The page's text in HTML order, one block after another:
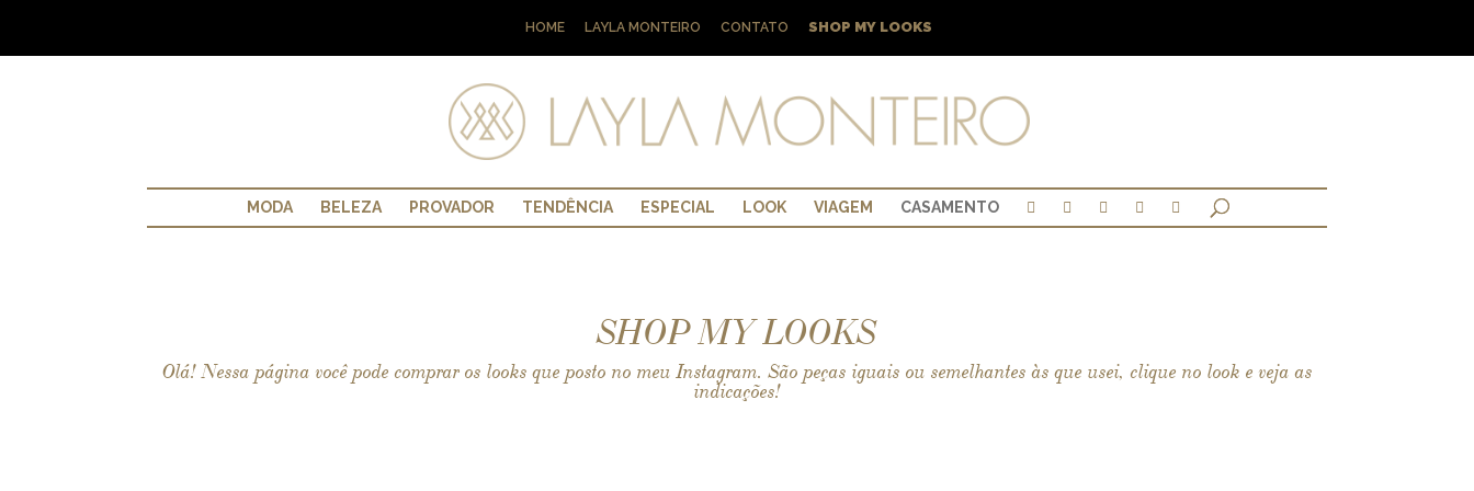
HOME LAYLA MONTEIRO CONTATO SHOP MY LOOKS
MODA BELEZA PROVADOR TENDÊNCIA ESPECIAL LOOK VIAGEM CASAMENTO
SHOP MY LOOKS
Olá! Nessa página você pode comprar os looks que posto no meu Instagram. São peças iguais ou semelhantes às que usei, clique no look e veja as
indicações!